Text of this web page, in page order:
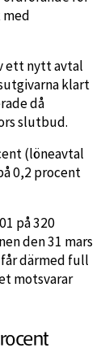
ett nytt avtal
klart
då
slutbud.
(löneavtal
0,2 procent
på 320
den 31 mars
därmed full
motsvarar